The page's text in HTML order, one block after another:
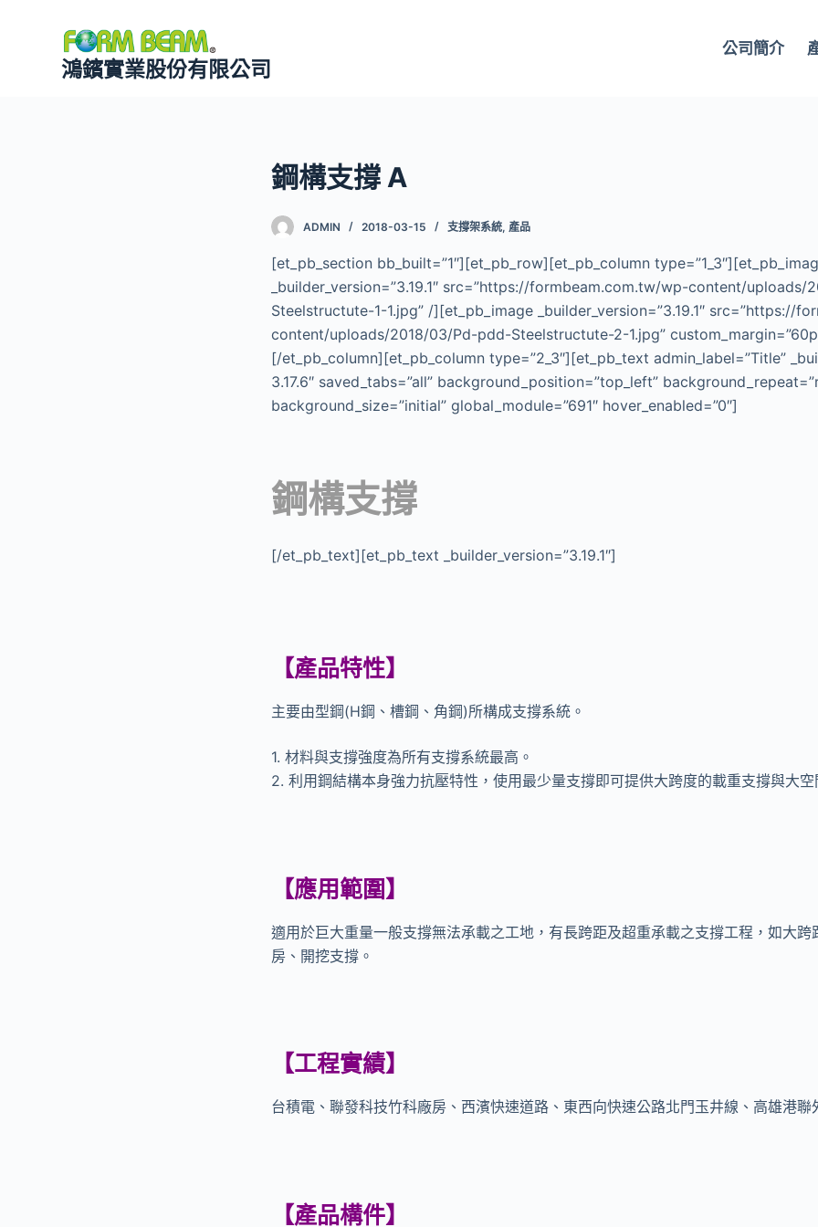
鴻鑌實業股份有限公司
公司簡介
鋼構支撐 A
ADMIN 2018-03-15 支撐架系統, 產品
[et_pb_section bb_built=”1″][et_pb_row][et_pb_column
_builder_version=”3.19.1″ src=”https://formbeam.com.tw/wp-content/
Steelstructute-1-1.jpg” /][et_pb_image _builder_version=”3.19.1″ src=”https://
content/uploads/2018/03/Pd-pdd-Steelstructute-2-1.jpg”
[/et_pb_column][et_pb_column type=”2_3″][et_pb_text admin_label=”Title”
3.17.6″ saved_tabs=”all” background_position=”top_left”
background_size=”initial” global_module=”691″ hover_enabled=”0″]
鋼構支撐
[/et_pb_text][et_pb_text _builder_version=”3.19.1″]
【產品特性】
主要由型鋼(H鋼、槽鋼、角鋼)所構成支撐系統。
1. 材料與支撐強度為所有支撐系統最高。
2. 利用鋼結構本身強力抗壓特性，使用最少量支撐即可提供大跨度的載重支撐與大空
【應用範圍】
適用於巨大重量一般支撐無法承載之工地，有長跨距及超重承載之支撐工程，如大跨
房、開挖支撐。
【工程實績】
台積電、聯發科技竹科廠房、西濱快速道路、東西向快速公路北門玉井線、高雄港聯
【產品構件】